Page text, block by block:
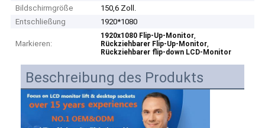
Bildschirmgröße
150,6 Zoll.
Entschließung
1920*1080
Markieren:
1920x1080 Flip-Up-Monitor,
Rückziehbarer Flip-Up-Monitor,
Rückziehbarer flip-down LCD-Monitor
Beschreibung des Produkts